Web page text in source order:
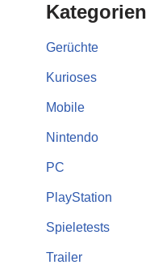
Kategorien
Gerüchte
Kurioses
Mobile
Nintendo
PC
PlayStation
Spieletests
Trailer